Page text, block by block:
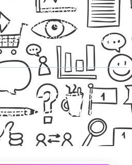
banyak
dan interaksi,
mereka menjadi
tertarik, saya
akan saya